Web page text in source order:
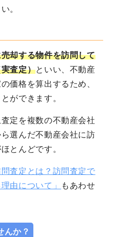
。
却する物件を訪問して
査定）といい、不動産
価格を算出するため、
ができます。
定を複数の不動産会社
選んだ不動産会社に訪
とんどです。
問査定とは？訪問査定で
由について」
もあわせ
んか？